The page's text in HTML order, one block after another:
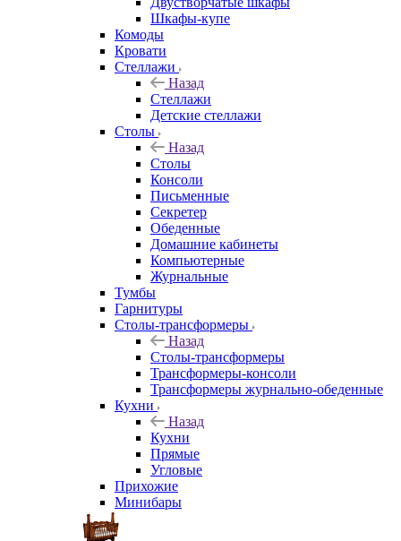
Шкафы-купе
Комоды
Кровати
Стеллажи
Назад
Стеллажи
Детские стеллажи
Столы
Назад
Столы
Консоли
Письменные
Секретер
Обеденные
Домашние кабинеты
Компьютерные
Журнальные
Тумбы
Гарнитуры
Столы-трансформеры
Назад
Столы-трансформеры
Трансформеры-консоли
Трансформеры журнально-обеденные
Кухни
Назад
Кухни
Прямые
Угловые
Прихожие
Минибары